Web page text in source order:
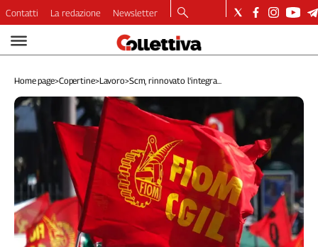
Video
Dirette
Longform
Copertine
Lavoro
Ambiente
Diritti
Welfare
Italia
Contatti La redazione Newsletter
Home page>Copertine>Lavoro>Scm, rinnovato l'integra...